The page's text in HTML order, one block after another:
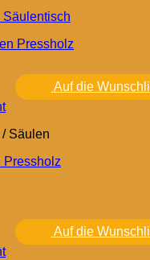
Säulentisch
Auf die
Säulen
Pressholz
Auf die